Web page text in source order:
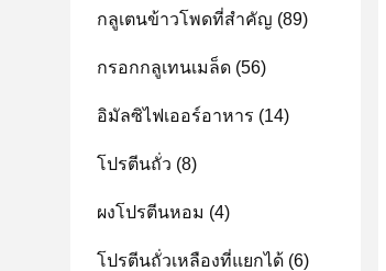
กลูเตนข้าวโพดที่สําคัญ (89)
กรอกกลูเทนเมล็ด (56)
อิมัลซิไฟเออร์อาหาร (14)
โปรตีนถั่ว (8)
ผงโปรตีนหอม (4)
โปรตีนถั่วเหลืองที่แยกได้ (6)